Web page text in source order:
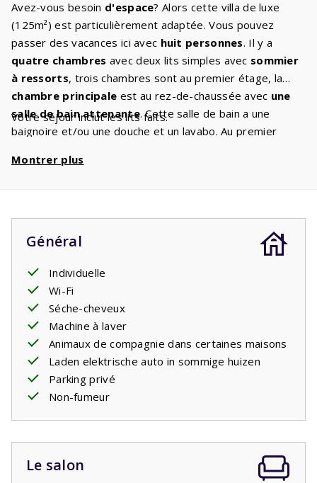
Avez-vous besoin d'espace? Alors cette villa de luxe
(125m²) est particulièrement adaptée. Vous pouvez
passer des vacances ici avec huit personnes. Il y a
quatre chambres avec deux lits simples avec sommier
à ressorts, trois chambres sont au premier étage, la
chambre principale est au rez-de-chaussée avec une
salle de bain attenante. Cette salle de bain a une
baignoire et/ou une douche et un lavabo. Au premier
et/ou douche et lavabo. Il y a aussi des toilettes
atmosphérique. Vous pouvez préparer les plats les plus
savoureux dans la cuisine moderne, entièrement équipée
. Dans votre
jardin avecterrasse couverte
pendant que les enfants jouent. Plusieurs villas disposent
d'une
borne de recharge
électriques. Si tel est le cas, vous pouvez l'ajouter en tant
qu'élément facultatif. C'est uneprise standardcomme
toutes les autres prises de la maison. Vous devrez peut-
être apportez votre
Votre séjour inclut les lits faits.
Montrer plus
Général
Individuelle
Wi-Fi
Séche-cheveux
Machine à laver
Animaux de compagnie dans certaines maisons
Laden elektrische auto in sommige huizen
Parking privé
Non-fumeur
Le salon